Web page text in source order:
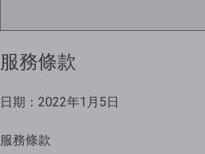
服務條款
日期：2022年1月5日
服務條款